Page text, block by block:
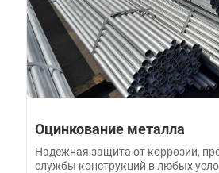
Оцинкование металла
Надежная защита от коррозии,
службы конструкций в любых